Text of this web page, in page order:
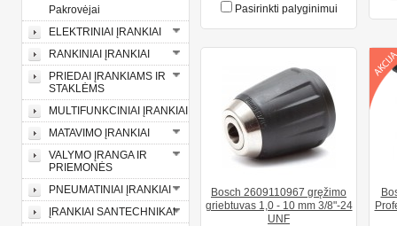
Pakrovėjai
ELEKTRINIAI ĮRANKIAI
RANKINIAI ĮRANKIAI
PRIEDAI ĮRANKIAMS IR
STAKLĖMS
MULTIFUNKCINIAI ĮRANKIAI
MATAVIMO ĮRANKIAI
VALYMO ĮRANGA IR
PRIEMONĖS
PNEUMATINIAI ĮRANKIAI
ĮRANKIAI SANTECHNIKAI
Pasirinkti palyginimui
Bosch 2609110967 gręžimo
griebtuvas 1,0 - 10 mm 3/8"-24
UNF